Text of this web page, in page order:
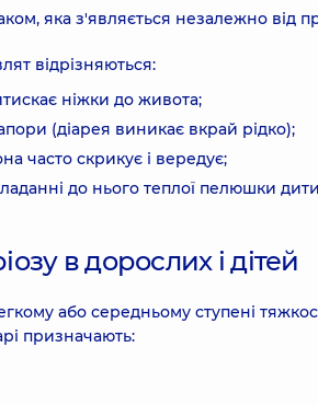
яка з'являється незалежно від
відрізняються:
ніжки до живота;
(діарея виникає вкрай рідко);
часто скрикує і вередує;
до нього теплої пелюшки
в дорослих і дітей
або середньому ступені
призначають: